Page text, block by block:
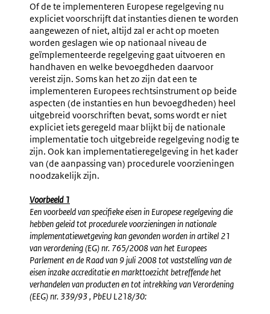
Of de te implementeren Europese regelgeving nu
expliciet voorschrijft dat instanties dienen te worden
aangewezen of niet, altijd zal er acht op moeten
worden geslagen wie op nationaal niveau de
geïmplementeerde regelgeving gaat uitvoeren en
handhaven en welke bevoegdheden daarvoor
vereist zijn. Soms kan het zo zijn dat een te
implementeren Europees rechtsinstrument op beide
aspecten (de instanties en hun bevoegdheden) heel
uitgebreid voorschriften bevat, soms wordt er niet
expliciet iets geregeld maar blijkt bij de nationale
implementatie toch uitgebreide regelgeving nodig te
zijn. Ook kan implementatieregelgeving in het kader
van (de aanpassing van) procedurele voorzieningen
noodzakelijk zijn.
Voorbeeld 1
Een voorbeeld van specifieke eisen in Europese regelgeving die
hebben geleid tot procedurele voorzieningen in nationale
implementatiewetgeving kan gevonden worden in artikel 21
van verordening (EG) nr. 765/2008 van het Europees
Parlement en de Raad van 9 juli 2008 tot vaststelling van de
eisen inzake accreditatie en markttoezicht betreffende het
verhandelen van producten en tot intrekking van Verordening
(EEG) nr. 339/93 , PbEU L218/30: